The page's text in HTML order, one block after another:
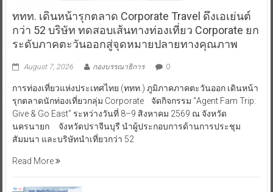
ททท. เดินหน้ารุกตลาด Corporate Travel ดึงเอเย่นต์
กว่า 52 บริษัท ทดสอบเส้นทางท่องเที่ยว Corporate ยก
ระดับภาคตะวันออกสู่จุดหมายปลายทางคุณภาพ
August 7, 2026 กองบรรณาธิการ 0
การท่องเที่ยวแห่งประเทศไทย (ททท.) ภูมิภาคภาคตะวันออก เดินหน้า
รุกตลาดนักท่องเที่ยวกลุ่ม Corporate จัดกิจกรรม “Agent Fam Trip:
Give & Go East” ระหว่างวันที่ 8–9 สิงหาคม 2569 ณ จังหวัด
นครนายก จังหวัดปราจีนบุรี นำผู้ประกอบการด้านการประชุม
สัมมนา และบริษัทนำเที่ยวกว่า 52
Read More